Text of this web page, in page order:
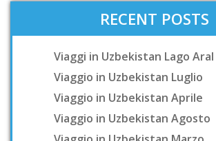
RECENT POSTS
Viaggi in Uzbekistan Lago Aral
Viaggio in Uzbekistan Luglio
Viaggio in Uzbekistan Aprile
Viaggio in Uzbekistan Agosto